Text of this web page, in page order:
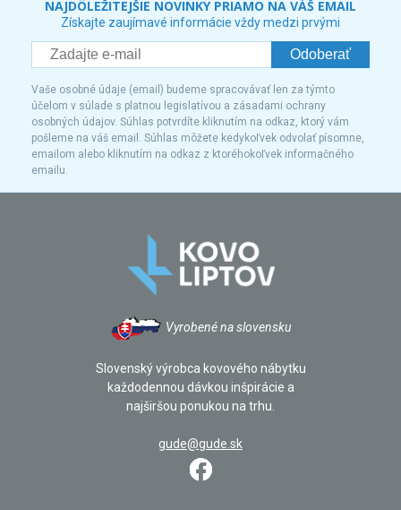
NAJDÔLEŽITEJŠIE NOVINKY PRIAMO NA VÁŠ EMAIL
Získajte zaujímavé informácie vždy medzi prvými
Odoberať
Vaše osobné údaje (email) budeme spracovávať len za týmto
účelom v súlade s platnou legislatívou a zásadami ochrany
osobných údajov. Súhlas potvrdíte kliknutím na odkaz, ktorý vám
pošleme na váš email. Súhlas môžete kedykoľvek odvolať písomne,
emailom alebo kliknutím na odkaz z ktoréhokoľvek informačného
emailu.
Vyrobené na slovensku
Slovenský výrobca kovového nábytku
každodennou dávkou inšpirácie a
najširšou ponukou na trhu.
gude@gude.sk